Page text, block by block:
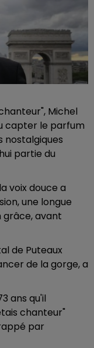
Michel
capter le parfum
nostalgiques
partie du
voix douce a
une longue
avant
de Puteaux
de la gorge, a
ans qu'il
chanteur"
par